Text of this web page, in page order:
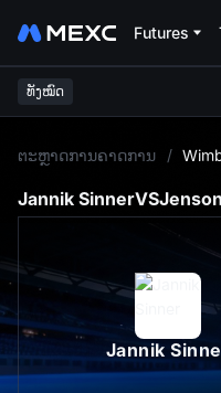
Futures
ທັງໝົດ
ຕະຫຼາດການຄາດການ /
Jannik SinnerVS
Jannik